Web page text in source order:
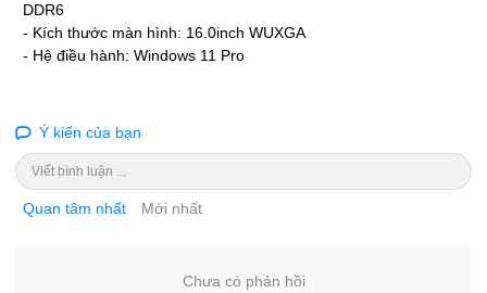
DDR6
- Kích thước màn hình: 16.0inch WUXGA
- Hệ điều hành: Windows 11 Pro
Ý kiến của bạn
Viết bình luận ...
Quan tâm nhất Mới nhất
Chưa có phản hồi